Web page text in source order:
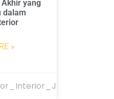
yang
dalam
»